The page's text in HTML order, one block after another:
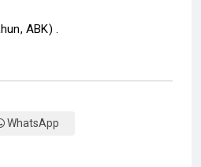
ABK) .
WhatsApp